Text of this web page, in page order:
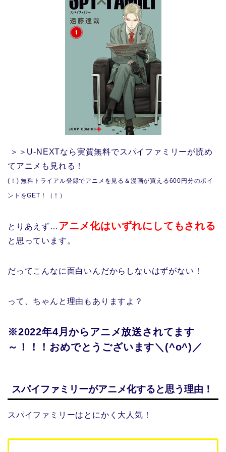
＞＞U-NEXTなら実質無料でスパイファミリーが読め
てアニメも見れる！
(！) 無料トライアル登録でアニメを見る＆漫画が買える600円分のポイ
ントをGET！（！）
とりあえず… アニメ化はいずれにしてもされる
と思っています。
だってこんなに面白いんだからしないはずがない！
って、ちゃんと理由もありますよ？
※2022年4月からアニメ放送されてます
～！！！おめでとうございます＼(^o^)／
スパイファミリーがアニメ化すると思う理由！
スパイファミリーはとにかく大人気！